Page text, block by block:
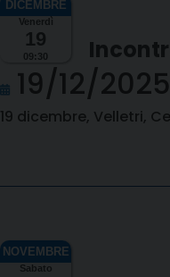
Venerdì
19
09:30
19/12/
19 dicembre, Velletri,
Sabato